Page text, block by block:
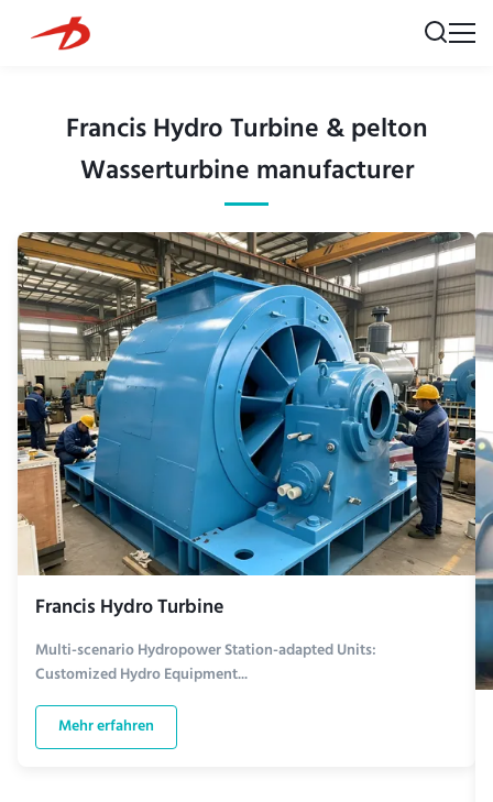
Francis Hydro Turbine & pelton
Wasserturbine manufacturer
Francis Hydro Turbine
Multi-scenario Hydropower Station-adapted Units:
Customized Hydro Equipment...
Mehr erfahren